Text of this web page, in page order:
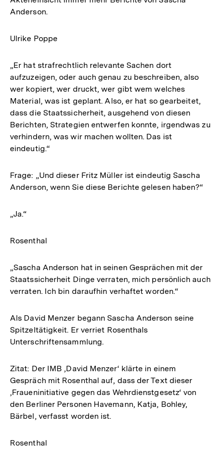
Anderson.
Ulrike Poppe
„Er hat strafrechtlich relevante Sachen dort
aufzuzeigen, oder auch genau zu beschreiben, also
wer kopiert, wer druckt, wer gibt wem welches
Material, was ist geplant. Also, er hat so gearbeitet,
dass die Staatssicherheit, ausgehend von diesen
Berichten, Strategien entwerfen konnte, irgendwas zu
verhindern, was wir machen wollten. Das ist
eindeutig.“
Frage: „Und dieser Fritz Müller ist eindeutig Sascha
Anderson, wenn Sie diese Berichte gelesen haben?“
„Ja.“
Rosenthal
„Sascha Anderson hat in seinen Gesprächen mit der
Staatssicherheit Dinge verraten, mich persönlich auch
verraten. Ich bin daraufhin verhaftet worden.“
Als David Menzer begann Sascha Anderson seine
Spitzeltätigkeit. Er verriet Rosenthals
Unterschriftensammlung.
Zitat: Der IMB ‚David Menzer‘ klärte in einem
Gespräch mit Rosenthal auf, dass der Text dieser
‚Fraueninitiative gegen das Wehrdienstgesetz‘ von
den Berliner Personen Havemann, Katja, Bohley,
Bärbel, verfasst worden ist.
Rosenthal